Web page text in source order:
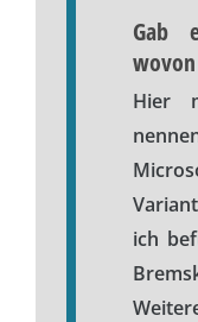
Gab
Hier
ich